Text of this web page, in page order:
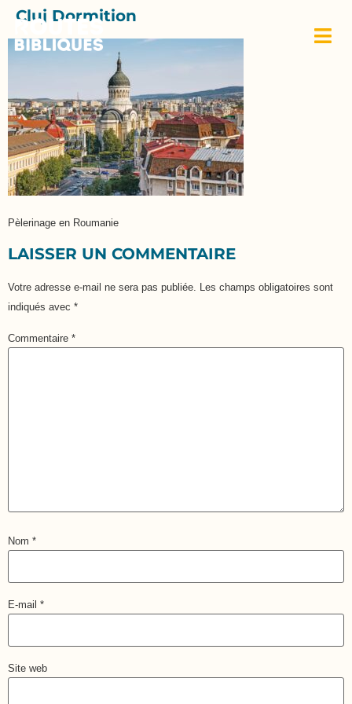
Cluj Dormition
Pèlerinage en Roumanie
LAISSER UN COMMENTAIRE
Votre adresse e-mail ne sera pas publiée.
Les champs obligatoires sont
indiqués avec *
Commentaire *
Nom *
E-mail *
Site web